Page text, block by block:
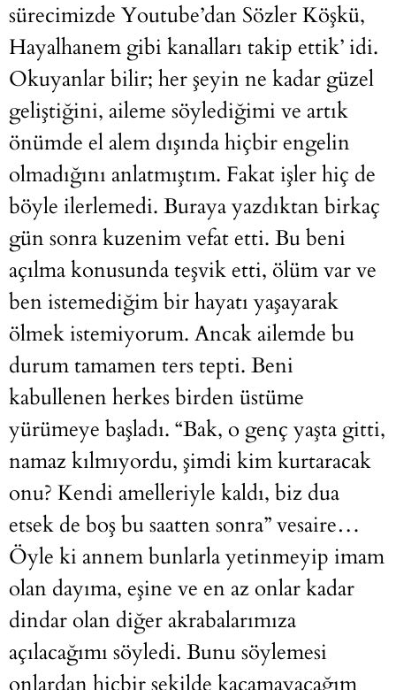
sürecimizde Youtube’dan Sözler Köşkü,
Hayalhanem gibi kanalları takip ettik’ idi.
Okuyanlar bilir; her şeyin ne kadar güzel
geliştiğini, aileme söylediğimi ve artık
önümde el alem dışında hiçbir engelin
olmadığını anlatmıştım. Fakat işler hiç de
böyle ilerlemedi. Buraya yazdıktan birkaç
gün sonra kuzenim vefat etti. Bu beni
açılma konusunda teşvik etti, ölüm var ve
ben istemediğim bir hayatı yaşayarak
ölmek istemiyorum. Ancak ailemde bu
durum tamamen ters tepti. Beni
kabullenen herkes birden üstüme
yürümeye başladı. “Bak, o genç yaşta gitti,
namaz kılmıyordu, şimdi kim kurtaracak
onu? Kendi amelleriyle kaldı, biz dua
etsek de boş bu saatten sonra” vesaire…
Öyle ki annem bunlarla yetinmeyip imam
olan dayıma, eşine ve en az onlar kadar
dindar olan diğer akrabalarımıza
açılacağımı söyledi. Bunu söylemesi